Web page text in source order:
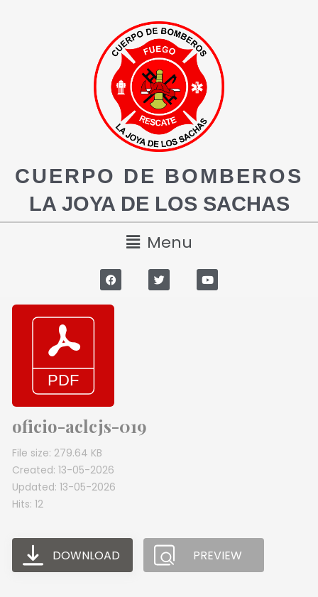
CUERPO DE BOMBEROS
LA JOYA DE LOS SACHAS
Menu
oficio-aclcjs-019
File size: 279.64 KB
Created: 13-05-2026
Updated: 13-05-2026
Hits: 12
DOWNLOAD PREVIEW